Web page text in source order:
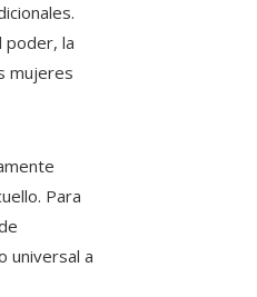
poder, la
mujeres
Para
universal a